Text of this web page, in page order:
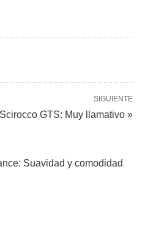
SIGUIENTE
GTS: Muy llamativo »
Suavidad y comodidad